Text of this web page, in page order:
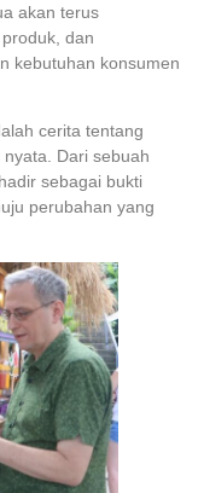
akan terus
dan
kebutuhan konsumen
cerita tentang
Dari sebuah
sebagai bukti
perubahan yang